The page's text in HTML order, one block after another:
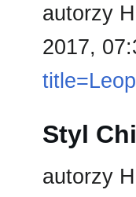
autorzy
2017,
Styl
autorzy